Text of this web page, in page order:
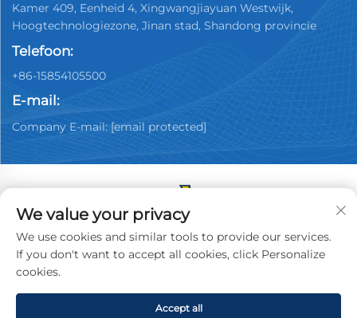
Kamer 409, Eenheid 4, Xingwangjiayuan Westwijk,
Hoogtechnologiezone, Jinan stad, Shandong provincie
Telefoon:
+86-15854105500
E-mail:
Company E-mail: [email protected]
Copyright © 2025 China Jinan Youpin Used Car
Dealership Co., Ltd. Alle rechten voorbehouden.
Privacybeleid
We value your privacy
We use cookies and similar tools to provide our services.
If you don't want to accept all cookies, click Personalize
cookies.
Accept all